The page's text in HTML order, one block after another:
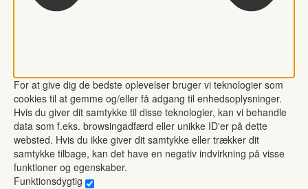
For at give dig de bedste oplevelser bruger vi teknologier som
cookies til at gemme og/eller få adgang til enhedsoplysninger.
Hvis du giver dit samtykke til disse teknologier, kan vi behandle
data som f.eks. browsingadfærd eller unikke ID'er på dette
websted. Hvis du ikke giver dit samtykke eller trækker dit
samtykke tilbage, kan det have en negativ indvirkning på visse
funktioner og egenskaber.
Funktionsdygtig